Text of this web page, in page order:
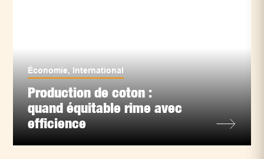
Économie, International
Production de coton :
quand équitable rime avec
efficience